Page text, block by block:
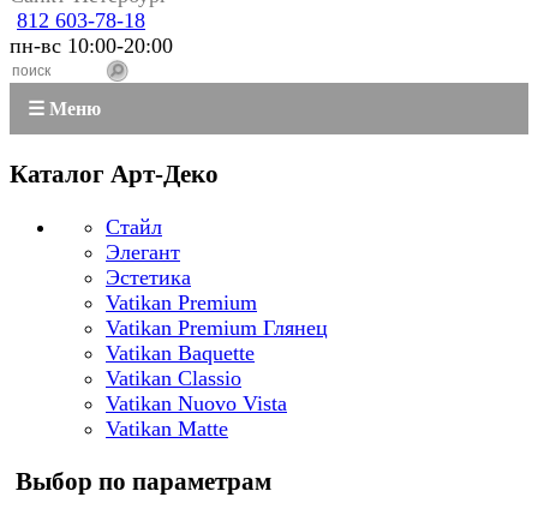
812 603-78-18
пн-вс 10:00-20:00
☰ Меню
Каталог Арт-Деко
Стайл
Элегант
Эстетика
Vatikan Premium
Vatikan Premium Глянец
Vatikan Baquette
Vatikan Classio
Vatikan Nuovo Vista
Vatikan Matte
Выбор по параметрам